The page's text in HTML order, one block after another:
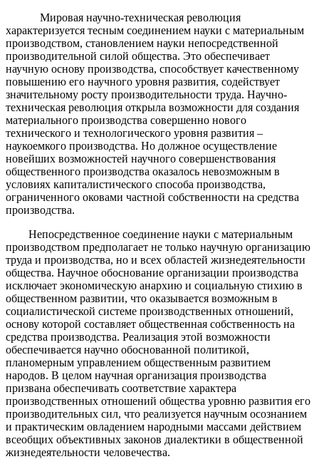
Мировая научно-техническая революция
характеризуется тесным соединением науки с материальным
производством, становлением науки непосредственной
производительной силой общества. Это обеспечивает
научную основу производства, способствует качественному
повышению его научного уровня развития, содействует
значительному росту производительности труда. Научно-
техническая революция открыла возможности для создания
материального производства совершенно нового
технического и технологического уровня развития –
наукоемкого производства. Но должное осуществление
новейших возможностей научного совершенствования
общественного производства оказалось невозможным в
условиях капиталистического способа производства,
ограниченного оковами частной собственности на средства
производства.
Непосредственное соединение науки с материальным
производством предполагает не только научную организацию
труда и производства, но и всех областей жизнедеятельности
общества. Научное обоснование организации производства
исключает экономическую анархию и социальную стихию в
общественном развитии, что оказывается возможным в
социалистической системе производственных отношений,
основу которой составляет общественная собственность на
средства производства. Реализация этой возможности
обеспечивается научно обоснованной политикой,
планомерным управлением общественным развитием
народов. В целом научная организация производства
призвана обеспечивать соответствие характера
производственных отношений общества уровню развития его
производительных сил, что реализуется научным осознанием
и практическим овладением народными массами действием
всеобщих объективных законов диалектики в общественной
жизнедеятельности человечества.